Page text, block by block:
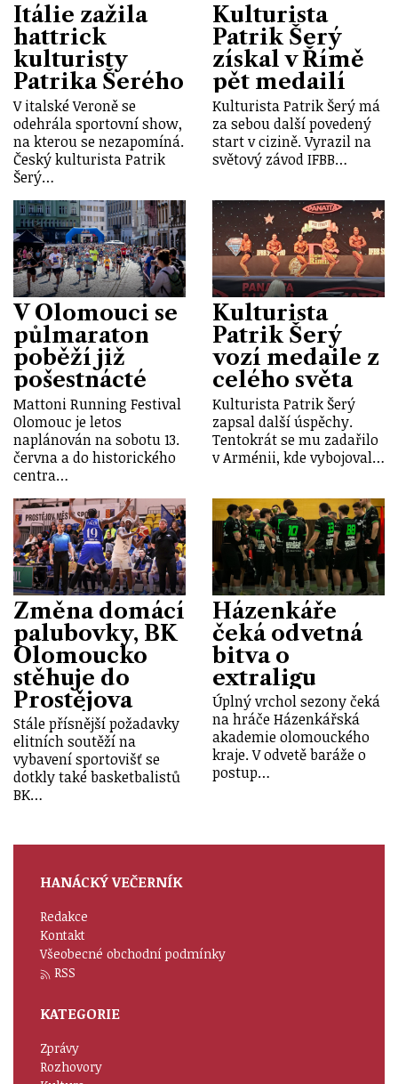
Itálie zažila
hattrick
kulturisty
Patrika Šerého
V italské Veroně se
odehrála sportovní show,
na kterou se nezapomíná.
Český kulturista Patrik
Šerý…
Kulturista
Patrik Šerý
získal v Římě
pět medailí
Kulturista Patrik Šerý má
za sebou další povedený
start v cizině. Vyrazil na
světový závod IFBB…
V Olomouci se
půlmaraton
poběží již
pošestnácté
Mattoni Running Festival
Olomouc je letos
naplánován na sobotu 13.
června a do historického
centra…
Kulturista
Patrik Šerý
vozí medaile z
celého světa
Kulturista Patrik Šerý
zapsal další úspěchy.
Tentokrát se mu zadařilo
v Arménii, kde vybojoval…
Změna domácí
palubovky, BK
Olomoucko
stěhuje do
Prostějova
Stále přísnější požadavky
elitních soutěží na
vybavení sportovišť se
dotkly také basketbalistů
BK…
Házenkáře
čeká odvetná
bitva o
extraligu
Úplný vrchol sezony čeká
na hráče Házenkářská
akademie olomouckého
kraje. V odvetě baráže o
postup…
HANÁCKÝ VEČERNÍK
Redakce
Kontakt
Všeobecné obchodní podmínky
RSS
KATEGORIE
Zprávy
Rozhovory